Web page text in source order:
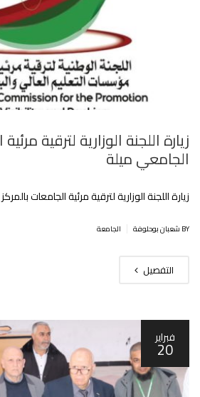
زيارة اللجنة الوزارية لترقية
الجامعي ميلة
زيارة اللجنة الوزارية لترقية مرئية الجامعات
BY شعبان بوحلوفة الجامعة
التفصيل
فبراير
20